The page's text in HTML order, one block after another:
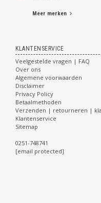
Meer merken
KLANTENSERVICE
Veelgestelde vragen | FAQ
Over ons
Algemene voorwaarden
Disclaimer
Privacy Policy
Betaalmethoden
Verzenden | retourneren |
Klantenservice
Sitemap
0251-748741
[email protected]